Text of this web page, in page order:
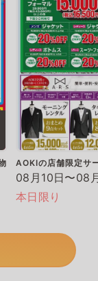
AOKIの店舗限定サ
08月10日〜08
本日限り